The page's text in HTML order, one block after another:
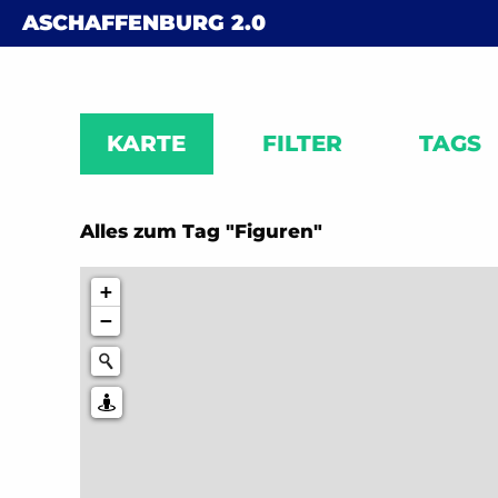
Skip to content
ASCHAFFENBURG 2.0
KARTE FILTER TAGS
Alles zum Tag "Figuren"
+
−